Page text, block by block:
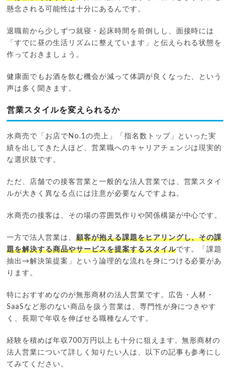
懸念される可能性は十分にあるんです。
退職前から少しずつ就寝・起床時間を前倒しし、面接時には
「すでに昼の生活リズムに整えています」と伝えられる状態を
作っておきましょう。
健康面でもお酒を飲む機会が減って体調が良くなった、という
声は多く聞きます。
営業スタイルを変えられるか
水商売で「お店でNo.1の売上」「指名数トップ」といった実
績を出してきた人ほど、営業職へのキャリアチェンジは現実的
な選択肢です。
ただ、店舗での接客営業と一般的な法人営業では、営業スタイ
ルが大きく異なる点には注意が必要なんですよね。
水商売の接客は、その場の雰囲気作りや関係構築が中心です。
一方で法人営業は、顧客が抱える課題をヒアリングし、その課
題を解決する商品やサービスを提案するスタイルです。「課題
抽出→解決策提案」という論理的な流れを身につける必要があ
ります。
特におすすめなのが無形商材の法人営業です。広告・人材・
SaaSなど形のない商品を扱う営業は、専門性が身につきやす
く、長期で年収を伸ばせる職種なんです。
経験を積めば年収700万円以上も十分に狙えます。無形商材の
法人営業について詳しく知りたい人は、以下の記事も参考にし
てみてください。